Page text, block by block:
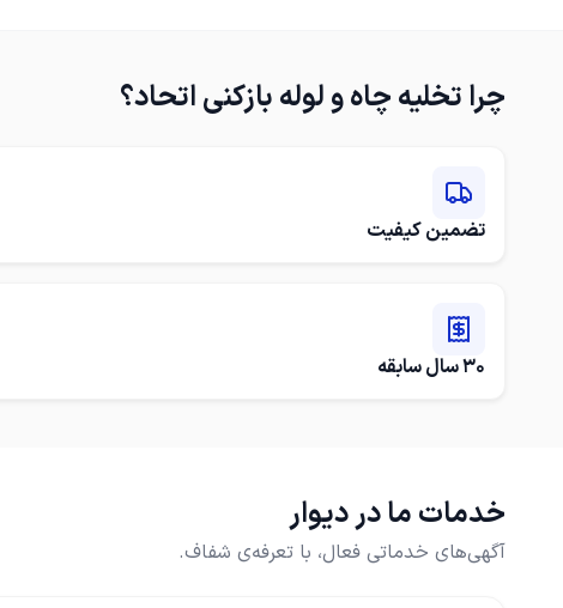
چراتخلیه چاه و لوله بازکنی اتحاد؟
تضمین کیفیت
30 سال سابقه
خدمات ما در دیوار
آگهی‌های خدماتی فعال، با تعرفه‌ی شفاف.